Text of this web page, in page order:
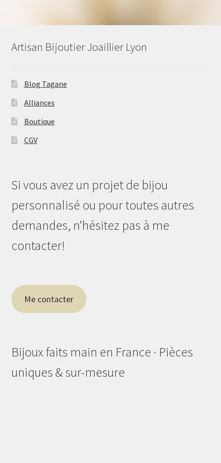
Artisan Bijoutier Joaillier Lyon
Blog Tagane
Alliances
Boutique
CGV
Si vous avez un projet de bijou
personnalisé ou pour toutes autres
demandes, n’hésitez pas à me
contacter!
Me contacter
Bijoux faits main en France · Pièces
uniques & sur-mesure